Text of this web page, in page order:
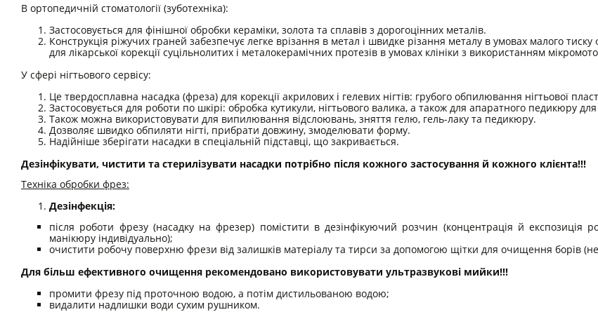
В ортопедичній стоматології (зуботехніка):
Застосовується для фінішної обробки кераміки, золота та сплавів з дорогоцінних металів.
Конструкція ріжучих граней забезпечує легке врізання в метал і швидке різання металу в умовах малого
для лікарської корекції суцільнолитих і металокерамічних протезів в умовах клініки з використанням
У сфері нігтьового сервісу:
Це твердосплавна насадка (фреза) для корекції акрилових і гелевих нігтів: грубого обпилювання нігтьової
Застосовується для роботи по шкірі: обробка кутикули, нігтьового валика, а також для апаратного педикюру
Також можна використовувати для випилювання відслоювань, зняття гелю, гель-лаку та педикюру.
Дозволяє швидко обпиляти нігті, прибрати довжину, змоделювати форму.
Надійніше зберігати насадки в спеціальній підставці, що закривається.
Дезінфікувати, чистити та стерилізувати насадки потрібно після кожного застосування й кожного клієнта!!!
Техніка обробки фрез:
Дезінфекція:
після роботи фрезу (насадку на фрезер) помістити в дезінфікуючий розчин (концентрація й експозиція
манікюру індивідуально);
очистити робочу поверхню фрези від залишків матеріалу та тирси за допомогою щітки для очищення борів
Для більш ефективного очищення рекомендовано використовувати ультразвукові мийки!!!
промити фрезу під проточною водою, а потім дистильованою водою;
видалити надлишки води сухим рушником.